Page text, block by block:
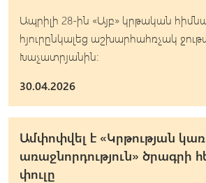
Ապրիլի 28-ին «Այբ» կրթական
հյուրընկալեց աշխարհահռչակ
Խաչատրյանին:
30.04.2026
Ամփոփվել է «Կրթության
առաջնորդություն» ծրագրի
փուլը